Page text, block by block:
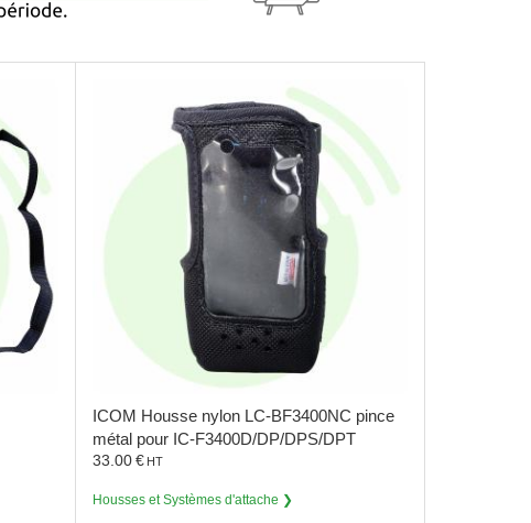
ICOM Housse nylon LC-BF3400NC pince
métal pour IC-F3400D/DP/DPS/DPT
33.00 € HT
Housses et Systèmes d'attache